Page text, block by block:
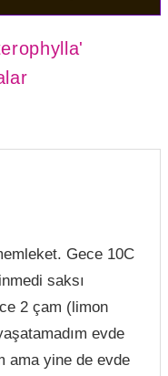
Gece 10C
saksı
2 çam (limon
evde
ama yine de evde